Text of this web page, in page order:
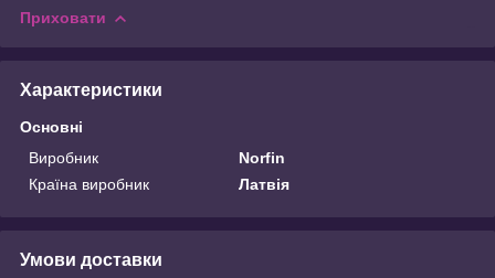
Приховати
Характеристики
Основні
Виробник
Norfin
Країна виробник
Латвія
Умови доставки